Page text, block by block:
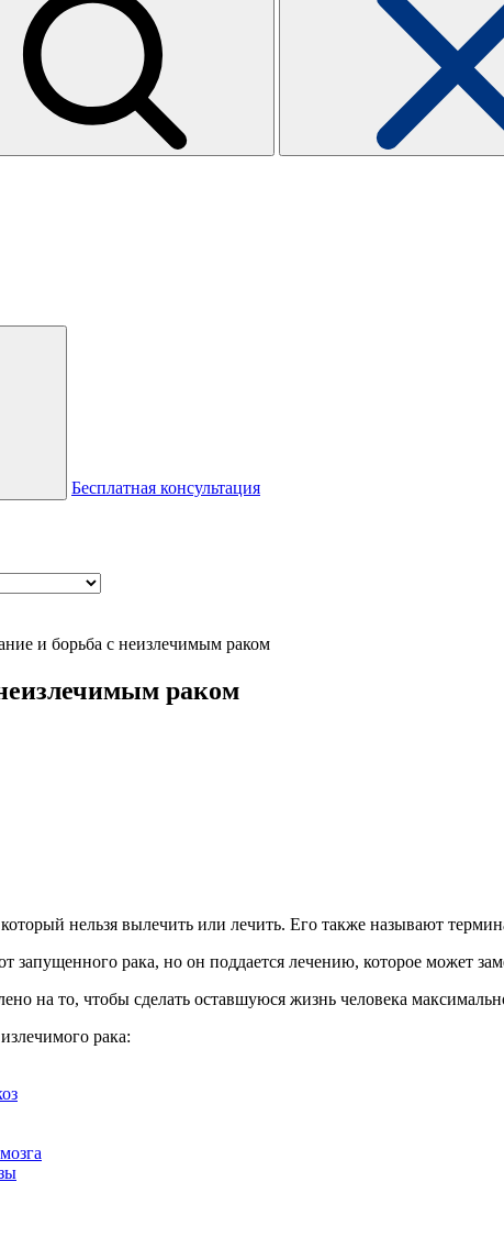
Бесплатная консультация
и борьба с неизлечимым раком
раком
нельзя вылечить или лечить. Его также называют
запущенного рака, но он поддается лечению, которое может
на то, чтобы сделать оставшуюся жизнь человека
рака: